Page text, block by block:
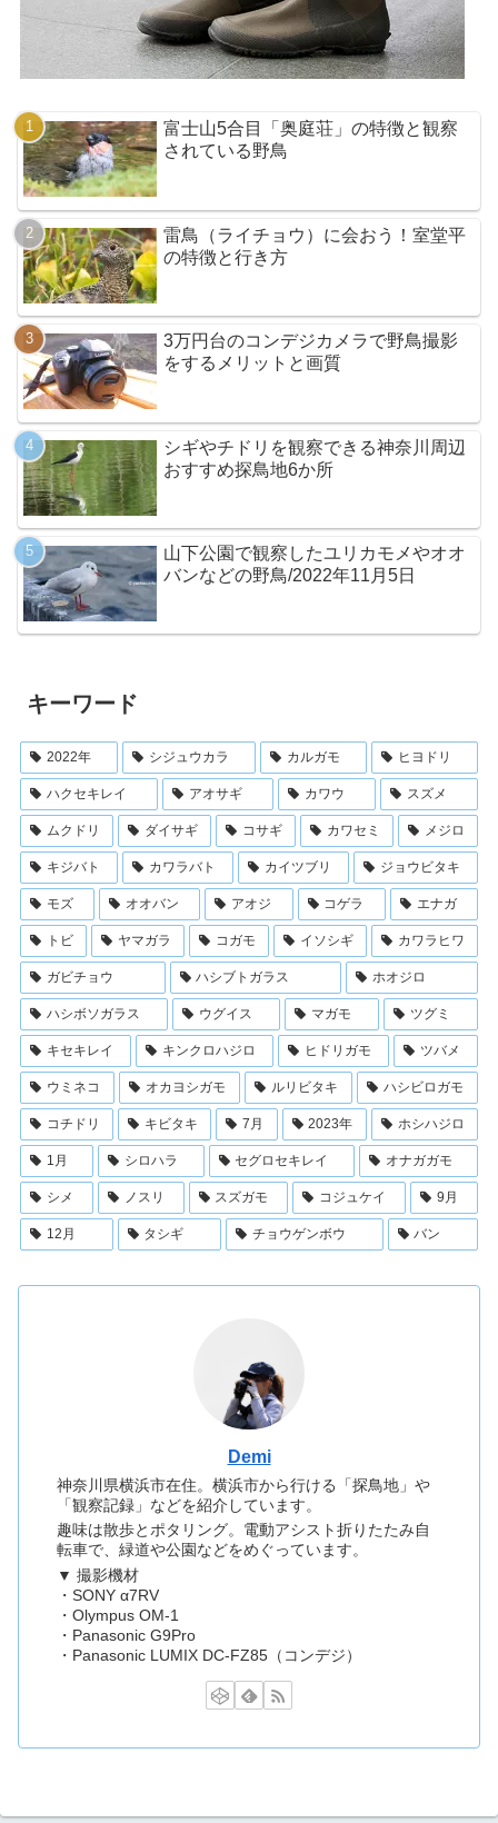
富士山5合目「奥庭荘」の特徴と観察
されている野鳥
雷鳥（ライチョウ）に会おう！室堂平
の特徴と行き方
3万円台のコンデジカメラで野鳥撮影
をするメリットと画質
シギやチドリを観察できる神奈川周辺
おすすめ探鳥地6か所
山下公園で観察したユリカモメやオオ
バンなどの野鳥/2022年11月5日
キーワード
2022年 シジュウカラ カルガモ ヒヨドリ
ハクセキレイ アオサギ カワウ スズメ
ムクドリ ダイサギ コサギ カワセミ メジロ
キジバト カワラバト カイツブリ ジョウビタキ
モズ オオバン アオジ コゲラ エナガ
トビ ヤマガラ コガモ イソシギ カワラヒワ
ガビチョウ ハシブトガラス ホオジロ
ハシボソガラス ウグイス マガモ ツグミ
キセキレイ キンクロハジロ ヒドリガモ ツバメ
ウミネコ オカヨシガモ ルリビタキ ハシビロガモ
コチドリ キビタキ 7月 2023年 ホシハジロ
1月 シロハラ セグロセキレイ オナガガモ
シメ ノスリ スズガモ コジュケイ 9月
12月 タシギ チョウゲンボウ バン
Demi
神奈川県横浜市在住。横浜市から行ける「探鳥地」や
「観察記録」などを紹介しています。
趣味は散歩とポタリング。電動アシスト折りたたみ自
転車で、緑道や公園などをめぐっています。
▼ 撮影機材
・SONY α7RV
・Olympus OM-1
・Panasonic G9Pro
・Panasonic LUMIX DC-FZ85（コンデジ）